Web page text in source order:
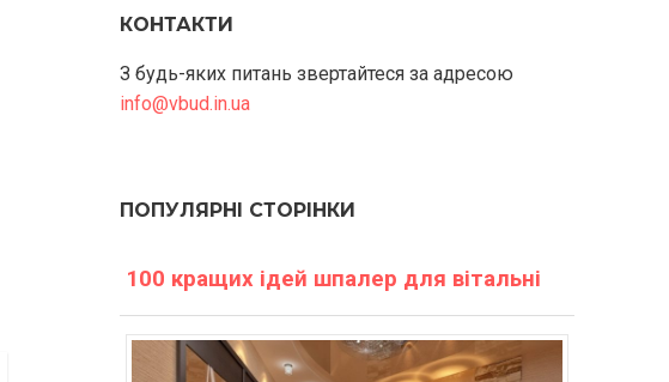
КОНТАКТИ
З будь-яких питань звертайтеся за адресою
info@vbud.in.ua
ПОПУЛЯРНІ СТОРІНКИ
100 кращих ідей шпалер для вітальні